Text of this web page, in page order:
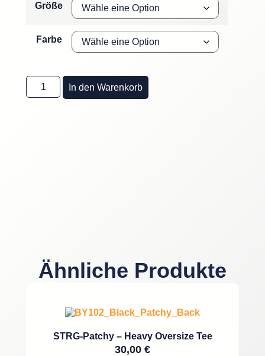
Größe
Farbe
In den Warenkorb
Ähnliche Produkte
STRG-Patchy – Heavy Oversize Tee
30,00 €